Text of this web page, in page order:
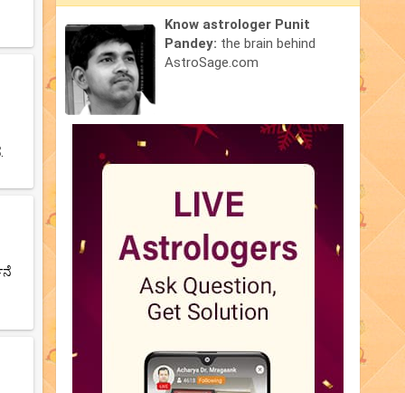
Know astrologer Punit
Pandey: the brain behind
AstroSage.com